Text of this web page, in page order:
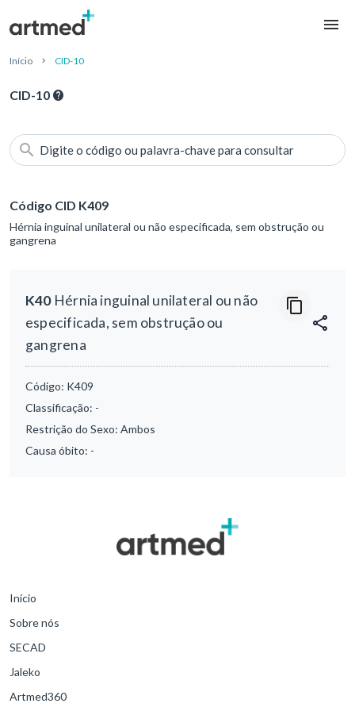
Início CID-10
CID-10
Digite o código ou palavra-chave para consultar
Código CID K409
Hérnia inguinal unilateral ou não especificada, sem obstrução ou
gangrena
K40Hérnia inguinal unilateral ou não
especificada, sem obstrução ou
gangrena
Código: K409
Classificação: -
Restrição do Sexo: Ambos
Causa óbito: -
Início
Sobre nós
SECAD
Jaleko
Artmed360